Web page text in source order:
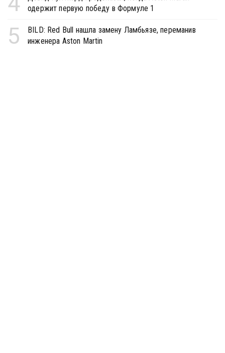
одержит первую победу в Формуле 1
5
BILD: Red Bull нашла замену Ламбьязе, переманив
инженера Aston Martin